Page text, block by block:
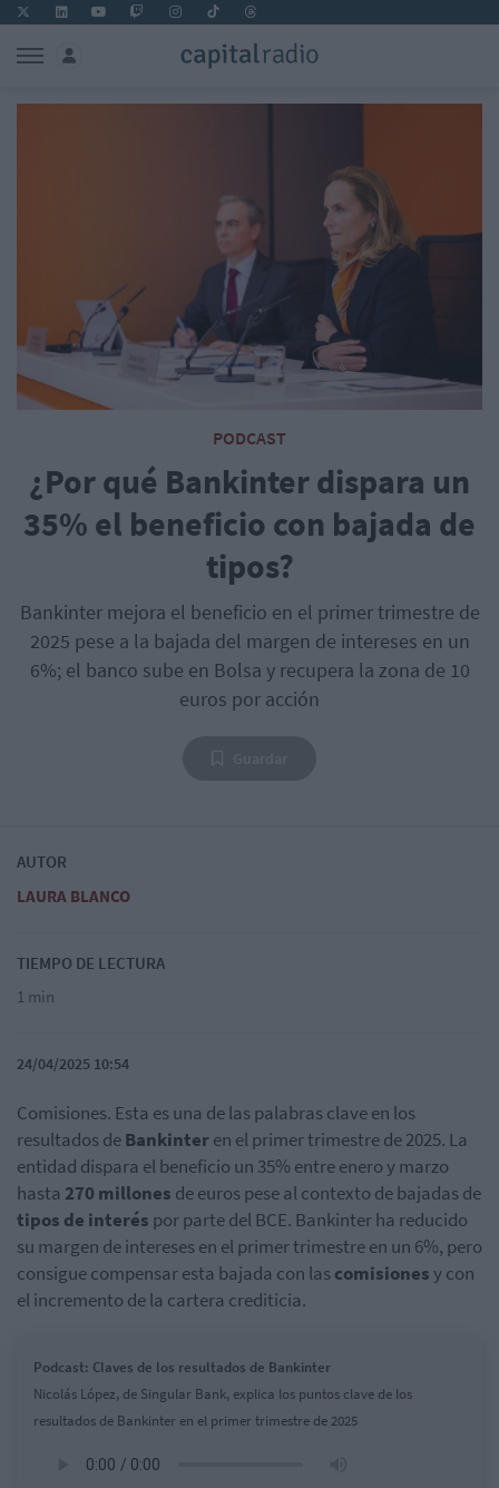
PODCAST
¿Por qué Bankinter dispara un
35% el beneficio con bajada de
tipos?
Bankinter mejora el beneficio en el primer trimestre de
2025 pese a la bajada del margen de intereses en un
6%; el banco sube en Bolsa y recupera la zona de 10
euros por acción
AUTOR
LAURA BLANCO
TIEMPO DE LECTURA
1 min
24/04/2025 10:54
Comisiones. Esta es una de las palabras clave en los
resultados deBankinteren el primer trimestre de 2025. La
entidad dispara el beneficio un 35% entre enero y marzo
hasta 270 millones de euros pese al contexto de bajadas de
tipos de interés por parte del BCE. Bankinter ha reducido
su margen de intereses en el primer trimestre en un 6%, pero
consigue compensar esta bajada con lascomisionesy con
el incremento de la cartera crediticia.
Podcast: Claves de los resultados de Bankinter
Nicolás López, de Singular Bank, explica los puntos clave de los
resultados de Bankinter en el primer trimestre de 2025